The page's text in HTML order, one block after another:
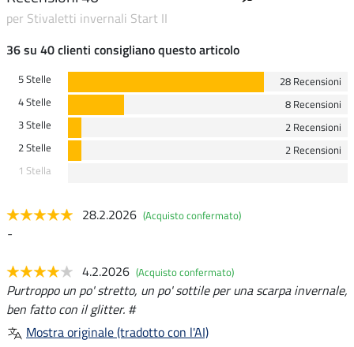
per Stivaletti invernali Start II
36 su 40 clienti consigliano questo articolo
5 Stelle
28 Recensioni
4 Stelle
8 Recensioni
3 Stelle
2 Recensioni
2 Stelle
2 Recensioni
1 Stella
28.2.2026 (Acquisto confermato)
-
4.2.2026 (Acquisto confermato)
Purtroppo un po' stretto, un po' sottile per una scarpa invernale,
ben fatto con il glitter. #
Mostra originale (tradotto con l'AI)